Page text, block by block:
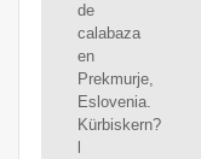
de
calabaza
en
Prekmurje,
Eslovenia.
Kürbiskern?